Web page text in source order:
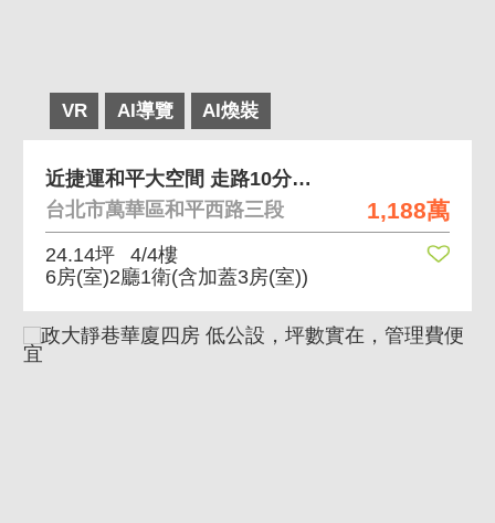
VR AI導覽 AI煥裝
1,188萬
近捷運和平大空間 走路10分鐘捷運站 坪數實在
台北市萬華區和平西路三段
24.14坪
4/4樓
6房(室)2廳1衛(含加蓋3房(室))